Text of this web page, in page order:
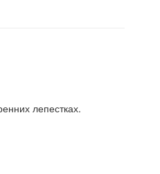
лепестках.